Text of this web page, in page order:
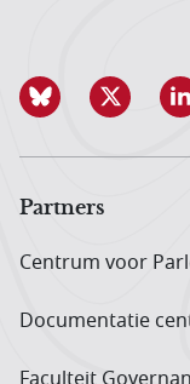
Partners
Centrum voor
Documentatie